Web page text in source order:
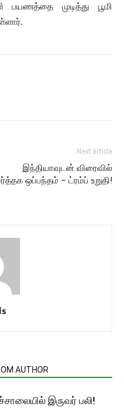
முடித்து பூமி
Next article
இந்தியாவுடன் விரைவில்
ஒப்பந்தம் – ட்ரம்ப் உறுதி!
AUTHOR
இருவர் பலி!